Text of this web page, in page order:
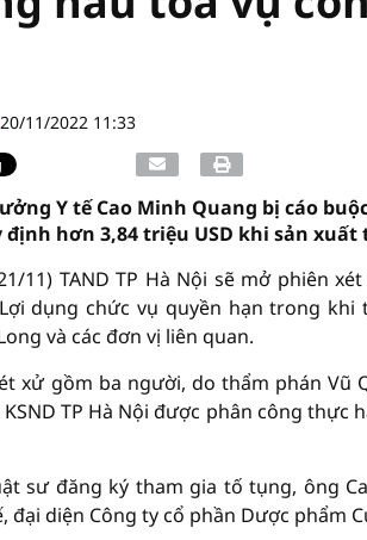
20/11/2022 11:33
Y tế Cao Minh Quang bị cáo
hơn 3,84 triệu USD khi sản xuất
11) TAND TP Hà Nội sẽ mở phiên
dụng chức vụ quyền hạn trong khi
và các đơn vị liên quan.
xử gồm ba người, do thẩm phán Vũ
KSND TP Hà Nội được phân công
sư đăng ký tham gia tố tụng, ông
đại diện Công ty cổ phần Dược phẩm